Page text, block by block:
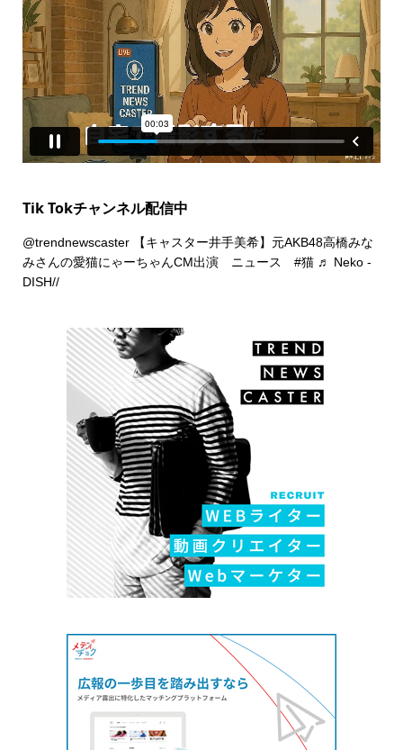
Tik Tokチャンネル配信中
@trendnewscaster【キャスター井手美希】元AKB48高橋みな
みさんの愛猫にゃーちゃんCM出演 ニュース #猫 ♬ Neko -
DISH//